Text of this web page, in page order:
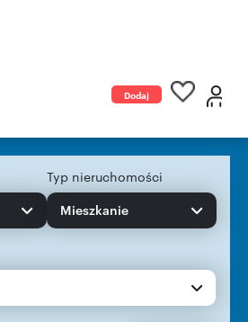
Dodaj
Typ nieruchomości
Mieszkanie